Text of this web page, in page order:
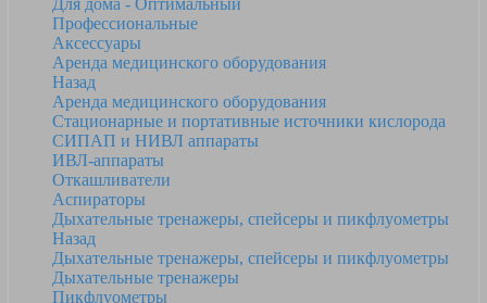
Для дома - Оптимальный
Профессиональные
Аксессуары
Аренда медицинского оборудования
Назад
Аренда медицинского оборудования
Стационарные и портативные источники кислорода
СИПАП и НИВЛ аппараты
ИВЛ-аппараты
Откашливатели
Аспираторы
Дыхательные тренажеры, спейсеры и пикфлуометры
Назад
Дыхательные тренажеры, спейсеры и пикфлуометры
Дыхательные тренажеры
Пикфлуометры